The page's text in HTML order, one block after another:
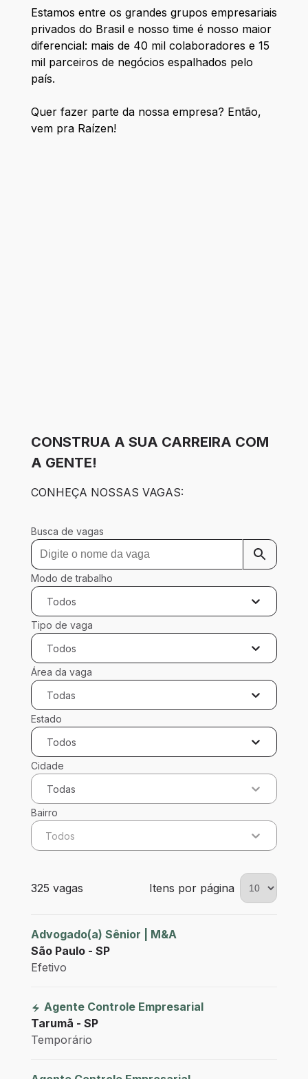
Estamos entre os grandes grupos empresariais
privados do Brasil e nosso time é nosso maior
diferencial: mais de 40 mil colaboradores e 15
mil parceiros de negócios espalhados pelo
país.
Quer fazer parte da nossa empresa? Então,
vem pra Raízen!
CONSTRUA A SUA CARREIRA COM
A GENTE!
CONHEÇA NOSSAS VAGAS:
Busca de vagas
Modo de trabalho
Todos
Tipo de vaga
Todos
Área da vaga
Todas
Estado
Todos
Cidade
Todas
Bairro
Todos
325 vagas encontradas para 0 filtros aplicados
325 vagas Itens por página
Advogado(a) Sênior | M&A
São Paulo - SP
Efetivo
Agente Controle Empresarial
Tarumã - SP
Temporário